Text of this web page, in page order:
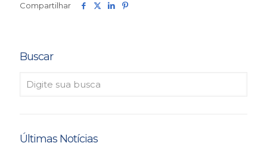
Compartilhar
Buscar
Últimas Notícias